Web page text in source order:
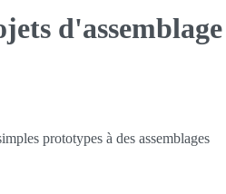
d'assemblage
prototypes à des assemblages